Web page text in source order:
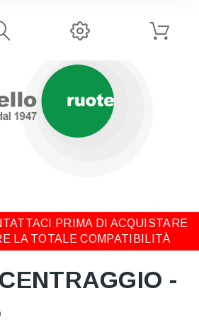
PRIMA DI ACQUISTARE
LA TOTALE COMPATIBILITÀ
-